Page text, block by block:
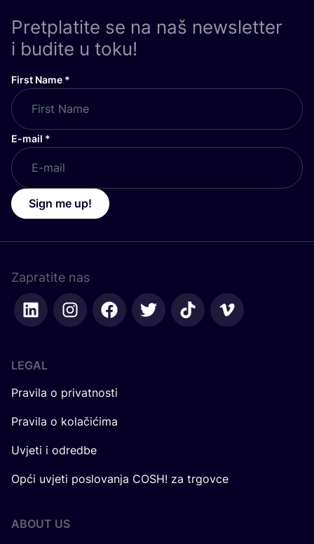
Pretplatite se na naš newsletter
i budite u toku!
First Name *
E-mail *
Sign me up!
Zapratite nas
LEGAL
Pravila o privatnosti
Pravila o kolačićima
Uvjeti i odredbe
Opći uvjeti poslovanja COSH! za trgovce
ABOUT US